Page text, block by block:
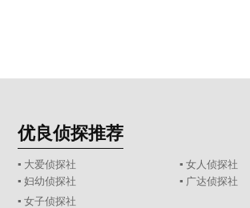
优良侦探推荐
▪ 大爱侦探社
▪ 女人侦探社
▪ 妇幼侦探社
▪ 广达侦探社
▪ 女子侦探社